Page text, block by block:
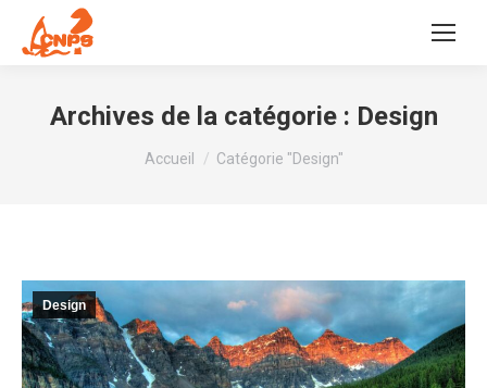
Archives de la catégorie : Design
Vous êtes ici :
Accueil Catégorie "Design"
Design